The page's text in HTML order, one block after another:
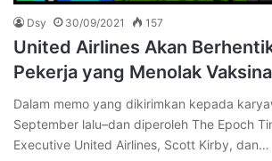
Dsy 30/09/2021 157
United Airlines Akan
Pekerja yang Menolak
Dalam memo yang dikirimkan kepada
September lalu–dan diperoleh The Epoch
Executive United Airlines, Scott Kirby, dan…